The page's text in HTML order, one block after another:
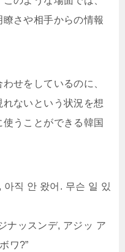
瞭さや相手からの情報
せをしているのに、
ないという状況を想
うことができる韓国
아직 안 왔어. 무슨 일 있
ナッスンデ, アジッ ア
ワ?”